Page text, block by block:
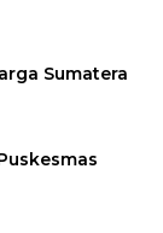
Sumatera